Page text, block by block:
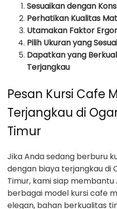
Sesuaikan dengan
Perhatikan Kualitas
Utamakan Faktor
Pilih Ukuran yang Sesuai
Dapatkan yang
Terjangkau
Pesan Kursi Cafe
Terjangkau di
Timur
Jika Anda sedang berburu
dengan biaya terjangkau di
Timur, kami siap membantu
berbagai model kursi cafe
elegan, bahan berkualitas